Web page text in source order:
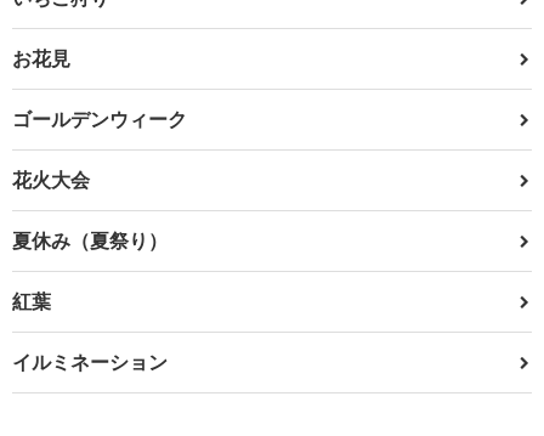
お花見
ゴールデンウィーク
花火大会
夏休み（夏祭り）
紅葉
イルミネーション